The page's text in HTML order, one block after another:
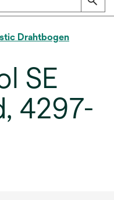
Drahtbogen
SE
4297-